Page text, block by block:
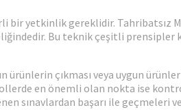
yetkinlik gereklidir. Tahribatsız
Bu teknik çeşitli prensipler
çıkması veya uygun
en önemli olan nokta ise
başarı ile geçmeleri ve